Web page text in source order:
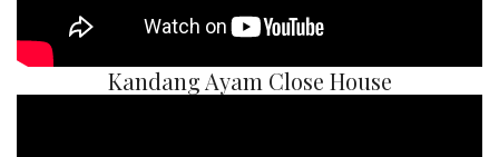
Kandang Ayam Close House